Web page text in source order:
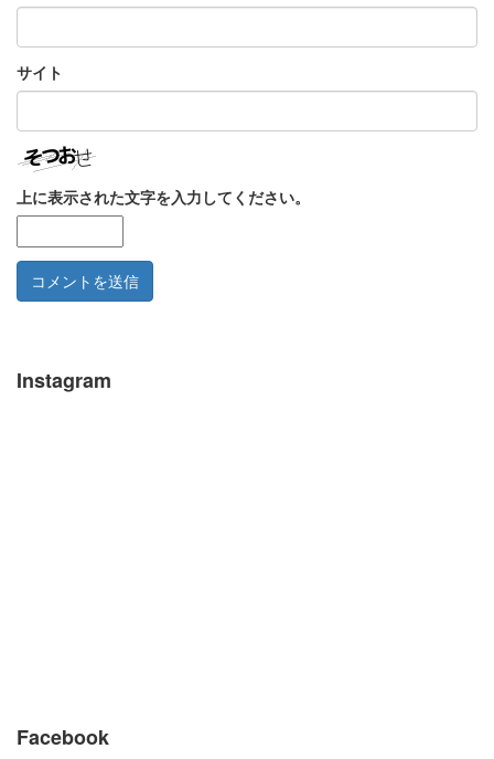
サイト
上に表示された文字を入力してください。
Instagram
Facebook